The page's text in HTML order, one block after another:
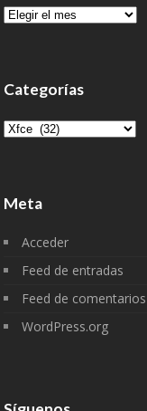
Archivo
Categorías
Categorías
Meta
Acceder
Feed de entradas
Feed de comentarios
WordPress.org